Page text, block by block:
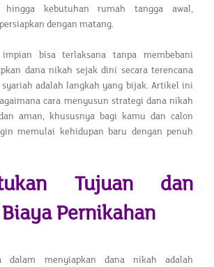
hingga kebutuhan rumah tangga awal,
dengan matang.
bisa terlaksana tanpa membebani
dana nikah sejak dini secara terencana
adalah langkah yang bijak. Artikel ini
cara menyusun strategi dana nikah
aman, khususnya bagi kamu dan calon
memulai kehidupan baru dengan penuh
Tujuan dan
Pernikahan
dalam menyiapkan dana nikah adalah